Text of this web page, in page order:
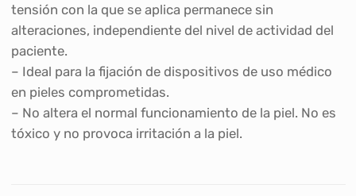
tensión con la que se aplica permanece sin
alteraciones, independiente del nivel de actividad del
paciente.
– Ideal para la fijación de dispositivos de uso médico
en pieles comprometidas.
– No altera el normal funcionamiento de la piel. No es
tóxico y no provoca irritación a la piel.